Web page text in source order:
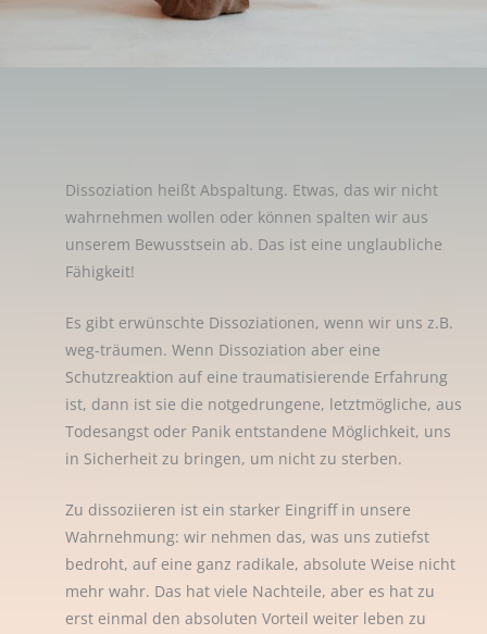
Dissoziation heißt Abspaltung. Etwas, das wir nicht
wahrnehmen wollen oder können spalten wir aus
unserem Bewusstsein ab. Das ist eine unglaubliche
Fähigkeit!
Es gibt erwünschte Dissoziationen, wenn wir uns z.B.
weg-träumen. Wenn Dissoziation aber eine
Schutzreaktion auf eine traumatisierende Erfahrung
ist, dann ist sie die notgedrungene, letztmögliche, aus
Todesangst oder Panik entstandene Möglichkeit, uns
in Sicherheit zu bringen, um nicht zu sterben.
Zu dissoziieren ist ein starker Eingriff in unsere
Wahrnehmung: wir nehmen das, was uns zutiefst
bedroht, auf eine ganz radikale, absolute Weise nicht
mehr wahr. Das hat viele Nachteile, aber es hat zu
erst einmal den absoluten Vorteil weiter leben zu